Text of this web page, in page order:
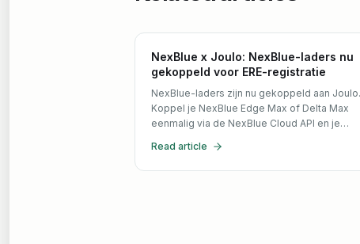
NexBlue x Joulo: NexBlue-laders nu
gekoppeld voor ERE-registratie
NexBlue-laders zijn nu gekoppeld aan Joulo.
Koppel je NexBlue Edge Max of Delta Max
eenmalig via de NexBlue Cloud API en je
ERE bij de NEa. Ingebouwde MID-meter,
uitbetaling per kwartaal.
Read article